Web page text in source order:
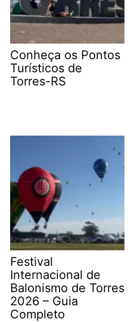
Conheça os Pontos
Turísticos de
Torres-RS
Festival
Internacional de
Balonismo de Torres
2026 – Guia
Completo